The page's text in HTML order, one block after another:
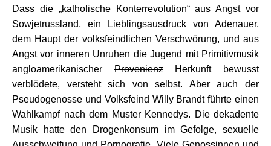
Dass die „katholische Konterrevolution“ aus Angst vor
Sowjetrussland, ein Lieblingsausdruck von Adenauer,
dem Haupt der volksfeindlichen Verschwörung, und aus
Angst vor inneren Unruhen die Jugend mit Primitivmusik
angloamerikanischerProvenienzHerkunft bewusst
verblödete, versteht sich von selbst. Aber auch der
Pseudogenosse und Volksfeind Willy Brandt führte einen
Wahlkampf nach dem Muster Kennedys. Die dekadente
Musik hatte den Drogenkonsum im Gefolge, sexuelle